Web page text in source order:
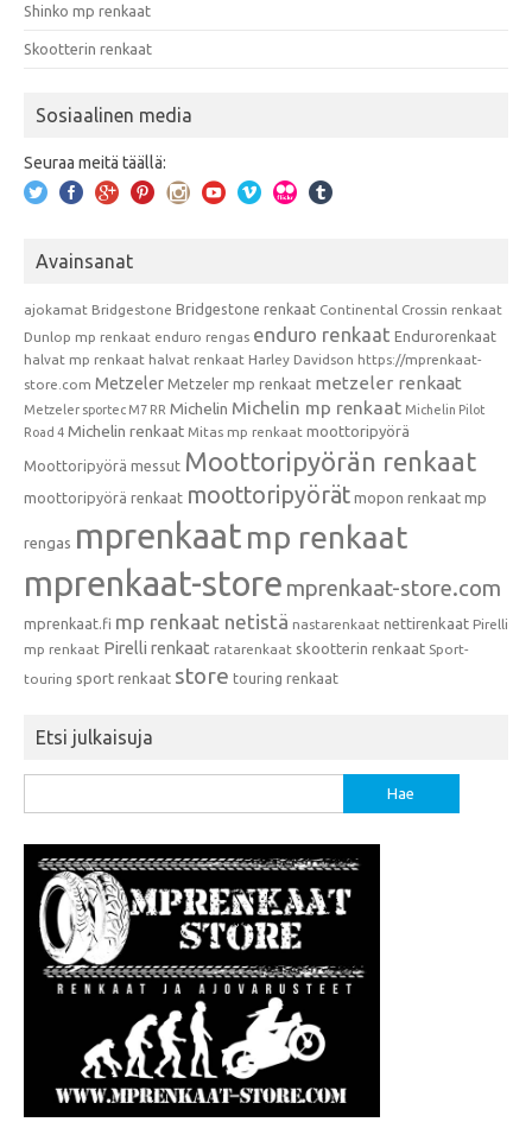
Shinko mp renkaat
Skootterin renkaat
Sosiaalinen media
Seuraa meitä täällä:
Avainsanat
ajokamat Bridgestone Bridgestone renkaat Continental Crossin renkaat
Dunlop mp renkaat enduro rengas enduro renkaat Endurorenkaat
halvat mp renkaat halvat renkaat Harley Davidson https://mprenkaat-
store.com Metzeler Metzeler mp renkaat metzeler renkaat
Metzeler sportec M7 RR Michelin Michelin mp renkaat Michelin Pilot
Road 4 Michelin renkaat Mitas mp renkaat moottoripyörä
Moottoripyörä messut Moottoripyörän renkaat
moottoripyörä renkaat moottoripyörät mopon renkaat mp
rengas mprenkaat mp renkaat
mprenkaat-store mprenkaat-store.com
mprenkaat.fi mp renkaat netistä nastarenkaat nettirenkaat Pirelli
mp renkaat Pirelli renkaat ratarenkaat skootterin renkaat Sport-
touring sport renkaat store touring renkaat
Etsi julkaisuja